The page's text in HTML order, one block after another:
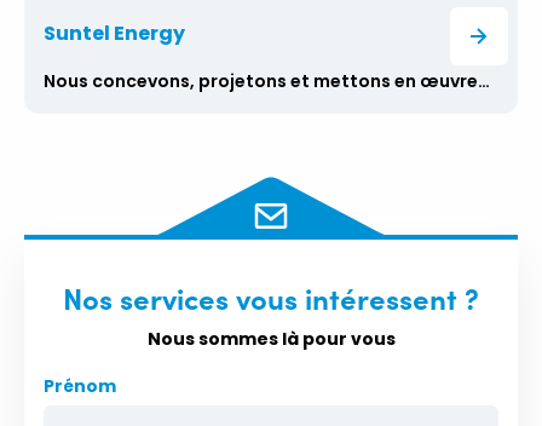
Suntel Energy
Nous concevons, projetons et mettons en œuvre des centrales photovoltaïques principalement dans le secteur B2B avec des puissances supérieures à 100kWp. Nous aidons nos clients à résoudre non seulement l’aspect économique de l’investissement en termes de retour sur investissement grâce aux économies d’énergie, mais aussi à définir et à évaluer les effets secondaires tels que l’ESG et la réduction de la charge énergétique du bâtiment, l’empreinte CO₂ du bâtiment ou de l’ensemble de l’entreprise et bien d’autres paramètres. Nous abordons chaque projet de centrale photovoltaïque de manière individuelle et choisissons toujours la meilleure solution possible pour nos clients. D’autres services de Suntel Energy comprennent le remplacement des compteurs intelligents ou la conception et la construction de stations de recharge dans le secteur de l’électromobilité, où nous fournissons des services complets d’acquisition, de conception et d’ingénierie à nos clients, y compris l’installation réelle des stations de recharge et l’inspection électrique de l’ensemble des installations.
Nos services vous intéressent ?
Nous sommes là pour vous
Prénom